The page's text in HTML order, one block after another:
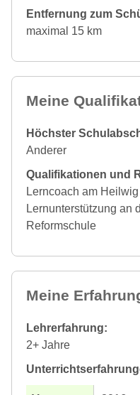
Entfernung zum
maximal 15 km
Meine
Höchster
Anderer
Qualifikationen und
Lerncoach am
Lernunterstützung an
Reformschule
Meine
Lehrerfahrung:
2+ Jahre